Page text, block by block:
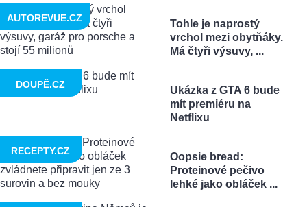
Tohle je naprostý
vrchol mezi obytňáky.
Má čtyři výsuvy, ...
AUTOREVUE.CZ
Ukázka z GTA 6 bude
mít premiéru na
Netflixu
DOUPĚ.CZ
Oopsie bread:
Proteinové pečivo
lehké jako obláček ...
RECEPTY.CZ